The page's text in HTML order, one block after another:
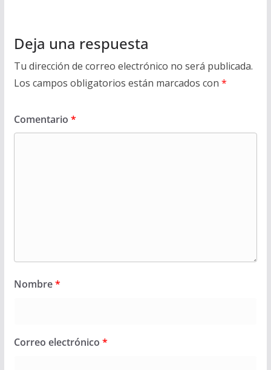
Deja una respuesta
Tu dirección de correo electrónico no será publicada.
Los campos obligatorios están marcados con *
Comentario *
Nombre*
Correo electrónico *